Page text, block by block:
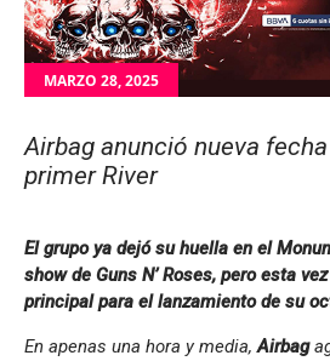
MARZO 28, 2025
Airbag anunció nueva
primer River
El grupo ya dejó su huella en el
show de Guns N’ Roses, pero esta
principal para el lanzamiento de su
En apenas una hora y media,Airbag